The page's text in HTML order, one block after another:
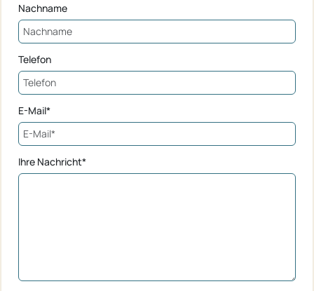
Nachname
Telefon
E-Mail*
Ihre Nachricht*